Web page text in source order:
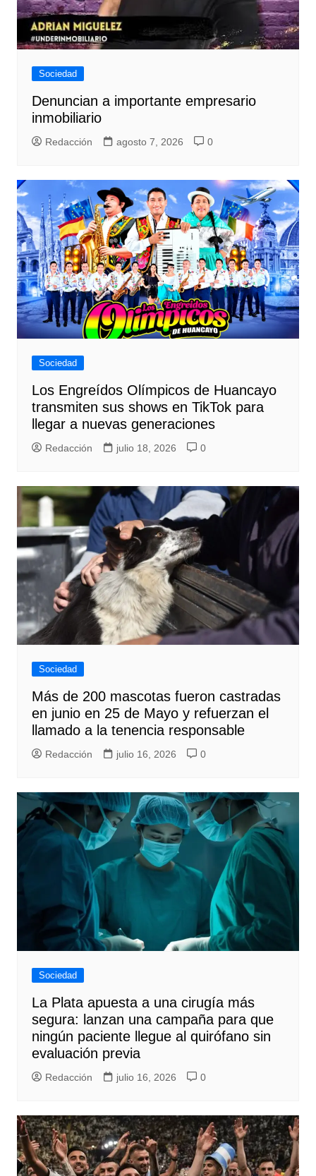
Sociedad
Denuncian a importante empresario
inmobiliario
Redacción agosto 7, 2026 0
Sociedad
Los Engreídos Olímpicos de Huancayo
transmiten sus shows en TikTok para
llegar a nuevas generaciones
Redacción julio 18, 2026 0
Sociedad
Más de 200 mascotas fueron castradas
en junio en 25 de Mayo y refuerzan el
llamado a la tenencia responsable
Redacción julio 16, 2026 0
Sociedad
La Plata apuesta a una cirugía más
segura: lanzan una campaña para que
ningún paciente llegue al quirófano sin
evaluación previa
Redacción julio 16, 2026 0